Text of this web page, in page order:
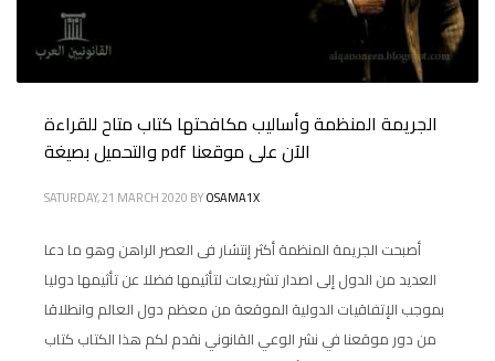
الجريمة المنظمة وأساليب مكافحتها كتاب متاح للقراءة
والتحميل بصيغة pdf الآن على موقعنا
SATURDAY, 21 MARCH 2020 BYOSAMA1X
أصبحت الجريمة المنظمة أكثر إنتشار فى العصر الراهن وهو ما دعا
العديد من الدول إلى اصدار تشريعات لتأثيمها فضلا عن تأثيمها دوليا
بموجب الإتفاقيات الدولية الموقعة من معظم دول العالم وانطلاقا
من دور موقعنا في نشر الوعي القانوني نقدم لكم هذا الكتاب كتاب